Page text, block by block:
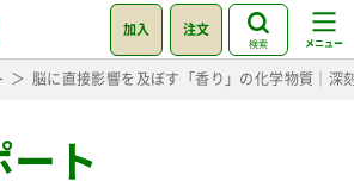
加入 注文
検索
脳に直接影響を及ぼす「香り」の化学物質｜
ト